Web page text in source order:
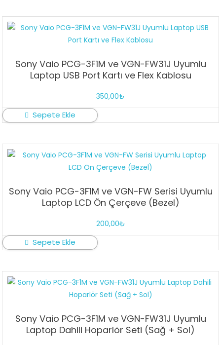
Sony Vaio PCG-3F1M ve VGN-FW31J Uyumlu
Laptop USB Port Kartı ve Flex Kablosu
350,00₺
Sepete Ekle
Sony Vaio PCG-3F1M ve VGN-FW Serisi Uyumlu
Laptop LCD Ön Çerçeve (Bezel)
200,00₺
Sepete Ekle
Sony Vaio PCG-3F1M ve VGN-FW31J Uyumlu
Laptop Dahili Hoparlör Seti (Sağ + Sol)